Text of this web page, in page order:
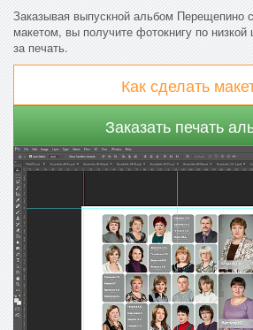
Заказывая выпускной альбом Перещепино
макетом, вы получите фотокнигу по низкой
за печать.
Как сделать
Заказать печать